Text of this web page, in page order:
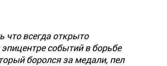
что всегда открыто
событий в борьбе
боролся за медали, пел